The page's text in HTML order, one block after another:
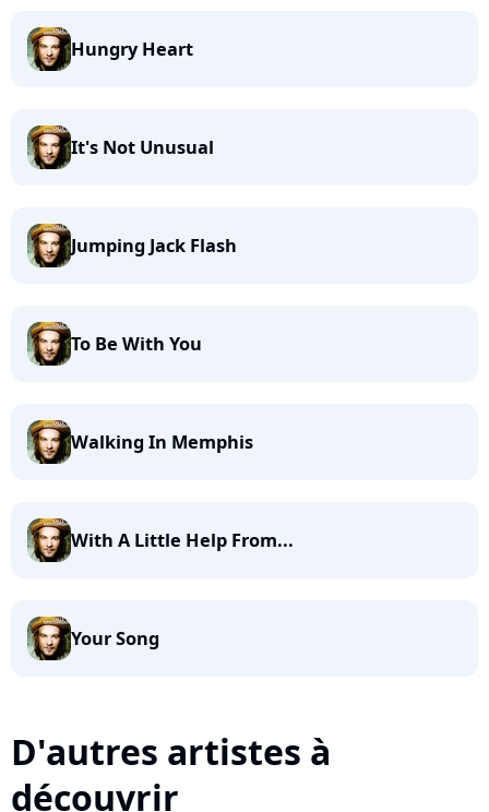
Hungry Heart
It's Not Unusual
Jumping Jack Flash
To Be With You
Walking In Memphis
With A Little Help From...
Your Song
D'autres artistes à
découvrir